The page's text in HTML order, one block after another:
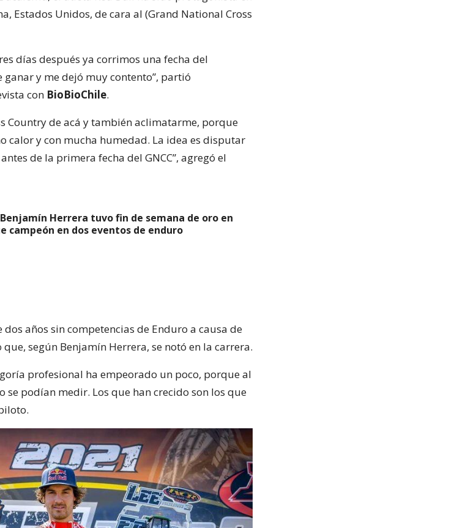
Estados Unidos, de cara al (Grand National Cross
días después ya corrimos una fecha del
y me dejó muy contento”, partió
con BioBioChile.
Country de acá y también aclimatarme, porque
calor y con mucha humedad. La idea es disputar
de la primera fecha del GNCC”, agregó el
Herrera tuvo fin de semana de oro en
campeón en dos eventos de enduro
años sin competencias de Enduro a causa de
según Benjamín Herrera, se notó en la carrera.
profesional ha empeorado un poco, porque al
se podían medir. Los que han crecido son los que